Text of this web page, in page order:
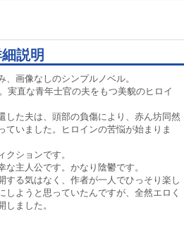
説明
、画像なしのシンプルノベル。
実直な青年士官の夫をもつ美貌のヒロイ
した夫は、頭部の負傷により、赤ん坊同然
ていました。ヒロインの苦悩が始まりま
クションです。
な主人公です。かなり陰鬱です。
する気はなく、作者が一人でひっそり楽し
しようと思っていたんですが、全然エロく
しました。